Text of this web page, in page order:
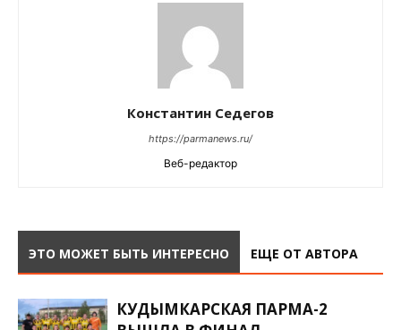
Константин Седегов
https://parmanews.ru/
Веб-редактор
ЭТО МОЖЕТ БЫТЬ ИНТЕРЕСНО ЕЩЕ ОТ АВТОРА
КУДЫМКАРСКАЯ ПАРМА-2